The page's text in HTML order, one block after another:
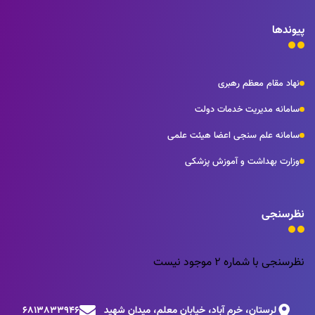
پیوندها
نهاد مقام معظم رهبری
سامانه مدیریت خدمات دولت
سامانه علم سنجی اعضا هیئت علمی
وزارت بهداشت و آموزش پزشکی
نظرسنجی
نظرسنجی با شماره 2 موجود نیست
لرستان، خرم آباد، خیابان معلم، میدان شهید 6813833946